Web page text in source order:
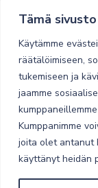
Tämä
Käytämme
räätälöimiseen,
tukemiseen ja
jaamme
Kumppanimme
joita olet antanut
käyttänyt heidän
Tilaajalle
Toimitustavat ja
Verkkokaupan
Toimitusehdot
Tietoturva